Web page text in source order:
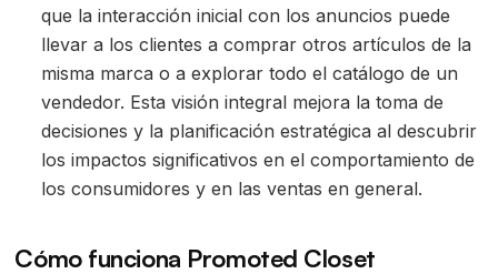
que la interacción inicial con los anuncios puede
llevar a los clientes a comprar otros artículos de la
misma marca o a explorar todo el catálogo de un
vendedor. Esta visión integral mejora la toma de
decisiones y la planificación estratégica al descubrir
los impactos significativos en el comportamiento de
los consumidores y en las ventas en general.
Cómo funciona Promoted Closet